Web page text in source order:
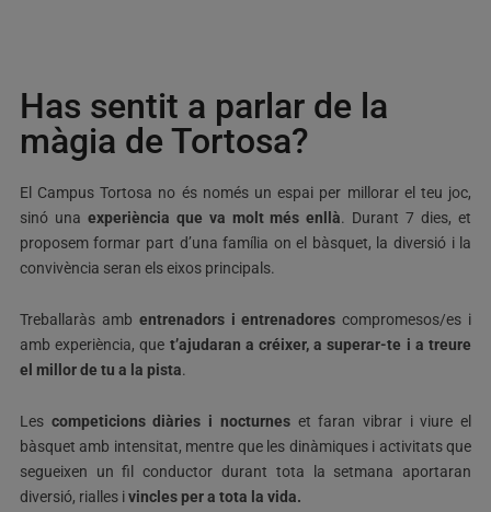
Has sentit a parlar de la
màgia de Tortosa?
El Campus Tortosa no és només un espai per millorar el teu joc,
sinó una experiència que va molt més enllà. Durant 7 dies, et
proposem formar part d’una família on el bàsquet, la diversió i la
convivència seran els eixos principals.
Treballaràs amb entrenadors i entrenadores compromesos/es i
amb experiència, que t’ajudaran a créixer, a superar-te i a treure
el millor de tu a la pista.
Les competicions diàries i nocturneset faran vibrar i viure el
bàsquet amb intensitat, mentre que les dinàmiques i activitats que
segueixen un fil conductor durant tota la setmana aportaran
diversió, rialles ivincles per a tota la vida.